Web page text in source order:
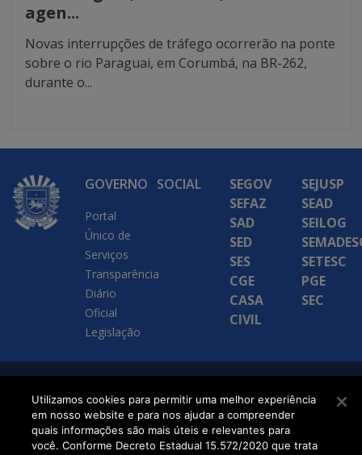
agen...
Novas interrupções de tráfego ocorrerão na ponte
sobre o rio Paraguai, em Corumbá, na BR-262,
durante o...
GOVERNO
Portal
Único de
Serviços
Transparência
Diário
Oficial
Legislação
SOCIAL
SEGOV
SEFAZ
SAD
SED
SES
CGE
CASA
CIVIL
SEJUSP
SEAD
SEILOG
SETESC
PGE
SEC
SETDIG | Secretaria-
Executiva de
Transformação Digital
Utilizamos cookies para permitir uma melhor experiência
em nosso website e para nos ajudar a compreender
quais informações são mais úteis e relevantes para
você. Conforme Decreto Estadual 15.572/2020 que trata